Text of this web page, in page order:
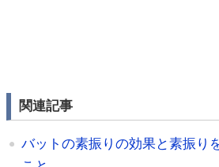
関連記事
バットの素振りの効果と素振り